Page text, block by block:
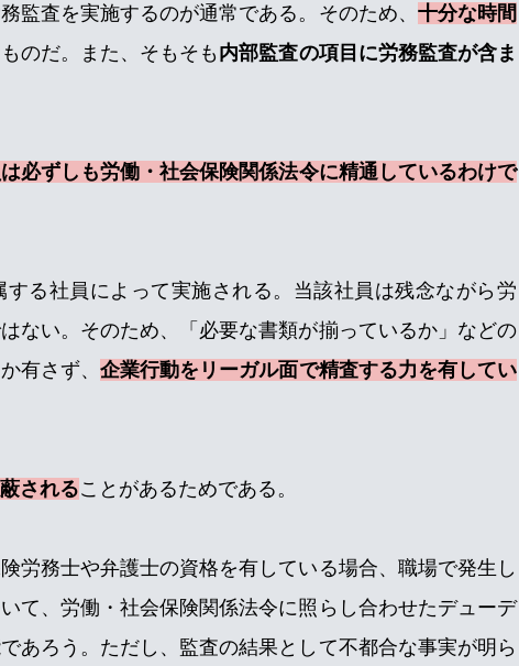
監査を実施するのが通常である。そのため、 十分な時間
のだ。また、そもそも 内部監査の項目に労務監査が含ま
必ずしも労働・社会保険関係法令に精通しているわけで
る社員によって実施される。当該社員は残念ながら労
ない。そのため、「必要な書類が揃っているか」などの
有さず、 企業行動をリーガル面で精査する力を有してい
されることがあるためである。
労務士や弁護士の資格を有している場合、職場で発生し
て、労働・社会保険関係法令に照らし合わせたデューデ
あろう。ただし、監査の結果として不都合な事実が明ら